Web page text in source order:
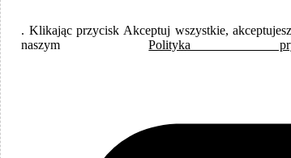
. Klikając przycisk Akceptuj wszystkie,
naszymPolityka